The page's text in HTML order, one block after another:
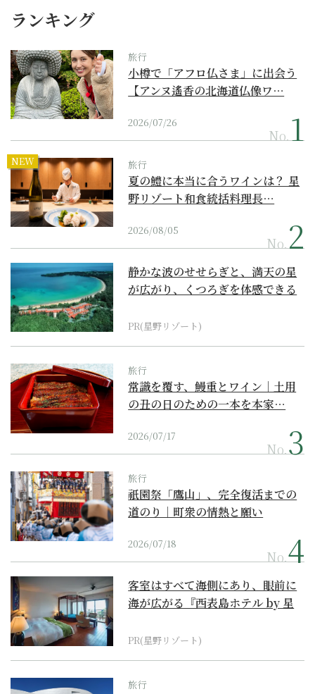
ランキング
旅行
小樽で「アフロ仏さま」に出会う
【アンヌ遙香の北海道仏像ワ…
2026/07/26
No.
NEW 旅行
夏の鱧に本当に合うワインは？ 星
野リゾート和食統括料理長…
2026/08/05
No.
静かな波のせせらぎと、満天の星
が広がり、くつろぎを体感できる
PR(星野リゾート)
旅行
常識を覆す、鰻重とワイン｜土用
の丑の日のための一本を本家…
2026/07/17
No.
旅行
祇園祭「鷹山」、完全復活までの
道のり｜町衆の情熱と願い
2026/07/18
No.
客室はすべて海側にあり、眼前に
海が広がる『西表島ホテル by 星
PR(星野リゾート)
旅行